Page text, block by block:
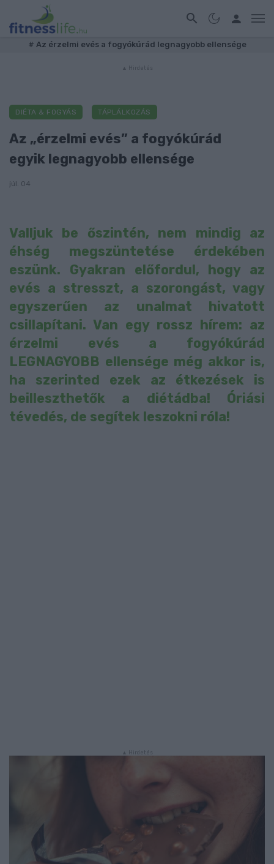
# Az érzelmi evés a fogyókúrád legnagyobb ellensége
DIÉTA & FOGYÁS TÁPLÁLKOZÁS
Az „érzelmi evés” a fogyókúrád
egyik legnagyobb ellensége
júl. 04
Valljuk be őszintén, nem mindig az
éhség megszüntetése érdekében
eszünk. Gyakran előfordul, hogy az
evés a stresszt, a szorongást, vagy
egyszerűen az unalmat hivatott
csillapítani. Van egy rossz hírem: az
érzelmi evés a fogyókúrád
LEGNAGYOBB ellensége még akkor is,
ha szerinted ezek az étkezések is
beilleszthetők a diétádba! Óriási
tévedés, de segítek leszokni róla!